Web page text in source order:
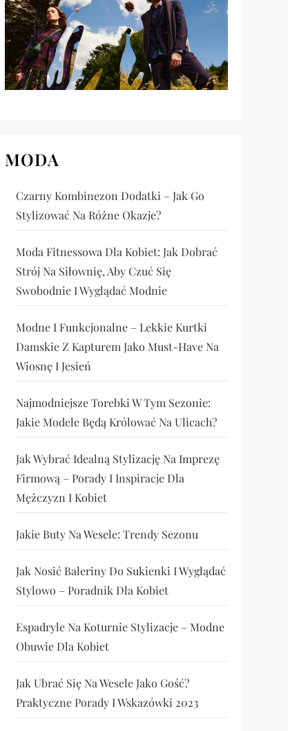
MODA
Czarny Kombinezon Dodatki – Jak Go
Stylizować Na Różne Okazje?
Moda Fitnessowa Dla Kobiet: Jak Dobrać
Strój Na Siłownię, Aby Czuć Się
Swobodnie I Wyglądać Modnie
Modne I Funkcjonalne – Lekkie Kurtki
Damskie Z Kapturem Jako Must-Have Na
Wiosnę I Jesień
Najmodniejsze Torebki W Tym Sezonie:
Jakie Modele Będą Królować Na Ulicach?
Jak Wybrać Idealną Stylizację Na Imprezę
Firmową – Porady I Inspiracje Dla
Mężczyzn I Kobiet
Jakie Buty Na Wesele: Trendy Sezonu
Jak Nosić Baleriny Do Sukienki I Wyglądać
Stylowo – Poradnik Dla Kobiet
Espadryle Na Koturnie Stylizacje – Modne
Obuwie Dla Kobiet
Jak Ubrać Się Na Wesele Jako Gość?
Praktyczne Porady I Wskazówki 2023